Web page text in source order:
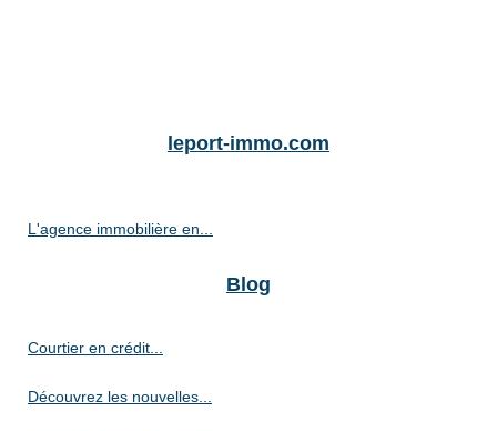
leport-immo.com
L'agence immobilière en...
Blog
Courtier en crédit...
Découvrez les nouvelles...